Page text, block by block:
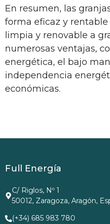
En resumen, las
forma eficaz y
limpia y renovable a
numerosas ventajas,
energética, el bajo
independencia
económicas.
Full Energía
C/ Riglos, Nº 1
50012, Zaragoza, Aragón,
(+34) 685 983 780